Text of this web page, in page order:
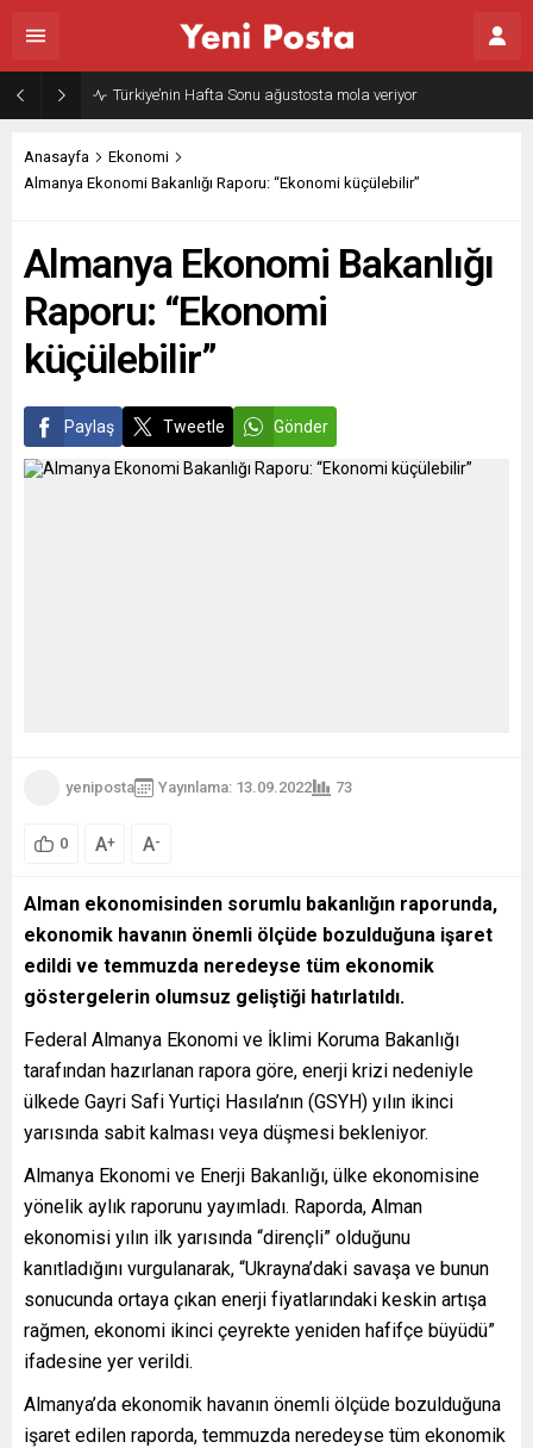
Türkiye’nin Hafta Sonu ağustosta mola veriyor
Anasayfa
Ekonomi
Almanya Ekonomi Bakanlığı Raporu: “Ekonomi küçülebilir”
Almanya Ekonomi Bakanlığı
Raporu: “Ekonomi
küçülebilir”
Paylaş Tweetle Gönder
yeniposta Yayınlama: 13.09.2022 73
0 A+ A-
Alman ekonomisinden sorumlu bakanlığın raporunda,
ekonomik havanın önemli ölçüde bozulduğuna işaret
edildi ve temmuzda neredeyse tüm ekonomik
göstergelerin olumsuz geliştiği hatırlatıldı.
Federal Almanya Ekonomi ve İklimi Koruma Bakanlığı
tarafından hazırlanan rapora göre, enerji krizi nedeniyle
ülkede Gayri Safi Yurtiçi Hasıla’nın (GSYH) yılın ikinci
yarısında sabit kalması veya düşmesi bekleniyor.
Almanya Ekonomi ve Enerji Bakanlığı, ülke ekonomisine
yönelik aylık raporunu yayımladı. Raporda, Alman
ekonomisi yılın ilk yarısında “dirençli” olduğunu
kanıtladığını vurgulanarak, “Ukrayna’daki savaşa ve bunun
sonucunda ortaya çıkan enerji fiyatlarındaki keskin artışa
rağmen, ekonomi ikinci çeyrekte yeniden hafifçe büyüdü”
ifadesine yer verildi.
Almanya’da ekonomik havanın önemli ölçüde bozulduğuna
işaret edilen raporda, temmuzda neredeyse tüm ekonomik